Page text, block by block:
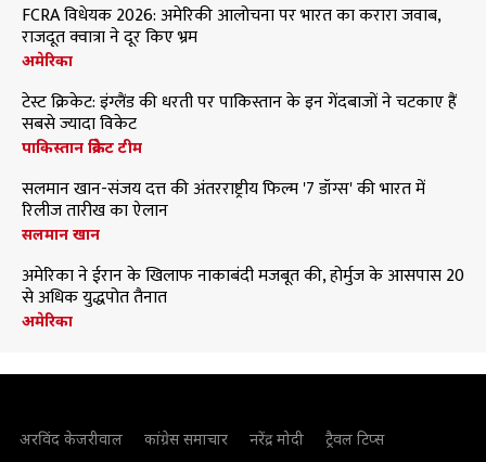
FCRA विधेयक 2026: अमेरिकी आलोचना पर भारत का करारा जवाब,
राजदूत क्वात्रा ने दूर किए भ्रम
अमेरिका
टेस्ट क्रिकेट: इंग्लैंड की धरती पर पाकिस्तान के इन गेंदबाजों ने चटकाए हैं
सबसे ज्यादा विकेट
पाकिस्तान क्रिकेट टीम
सलमान खान-संजय दत्त की अंतरराष्ट्रीय फिल्म '7 डॉग्स' की भारत में
रिलीज तारीख का ऐलान
सलमान खान
अमेरिका ने ईरान के खिलाफ नाकाबंदी मजबूत की, होर्मुज के आसपास 20
से अधिक युद्धपोत तैनात
अमेरिका
अरविंद केजरीवाल कांग्रेस समाचार नरेंद्र मोदी ट्रैवल टिप्स